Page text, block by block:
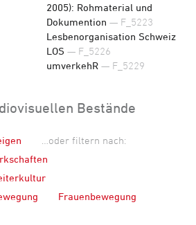
2005): Rohmaterial und
Dokumention — F_5223
Lesbenorganisation Schweiz
LOS — F_5226
umverkehR — F_5229
Bestände
…oder filtern nach:
Frauenbewegung